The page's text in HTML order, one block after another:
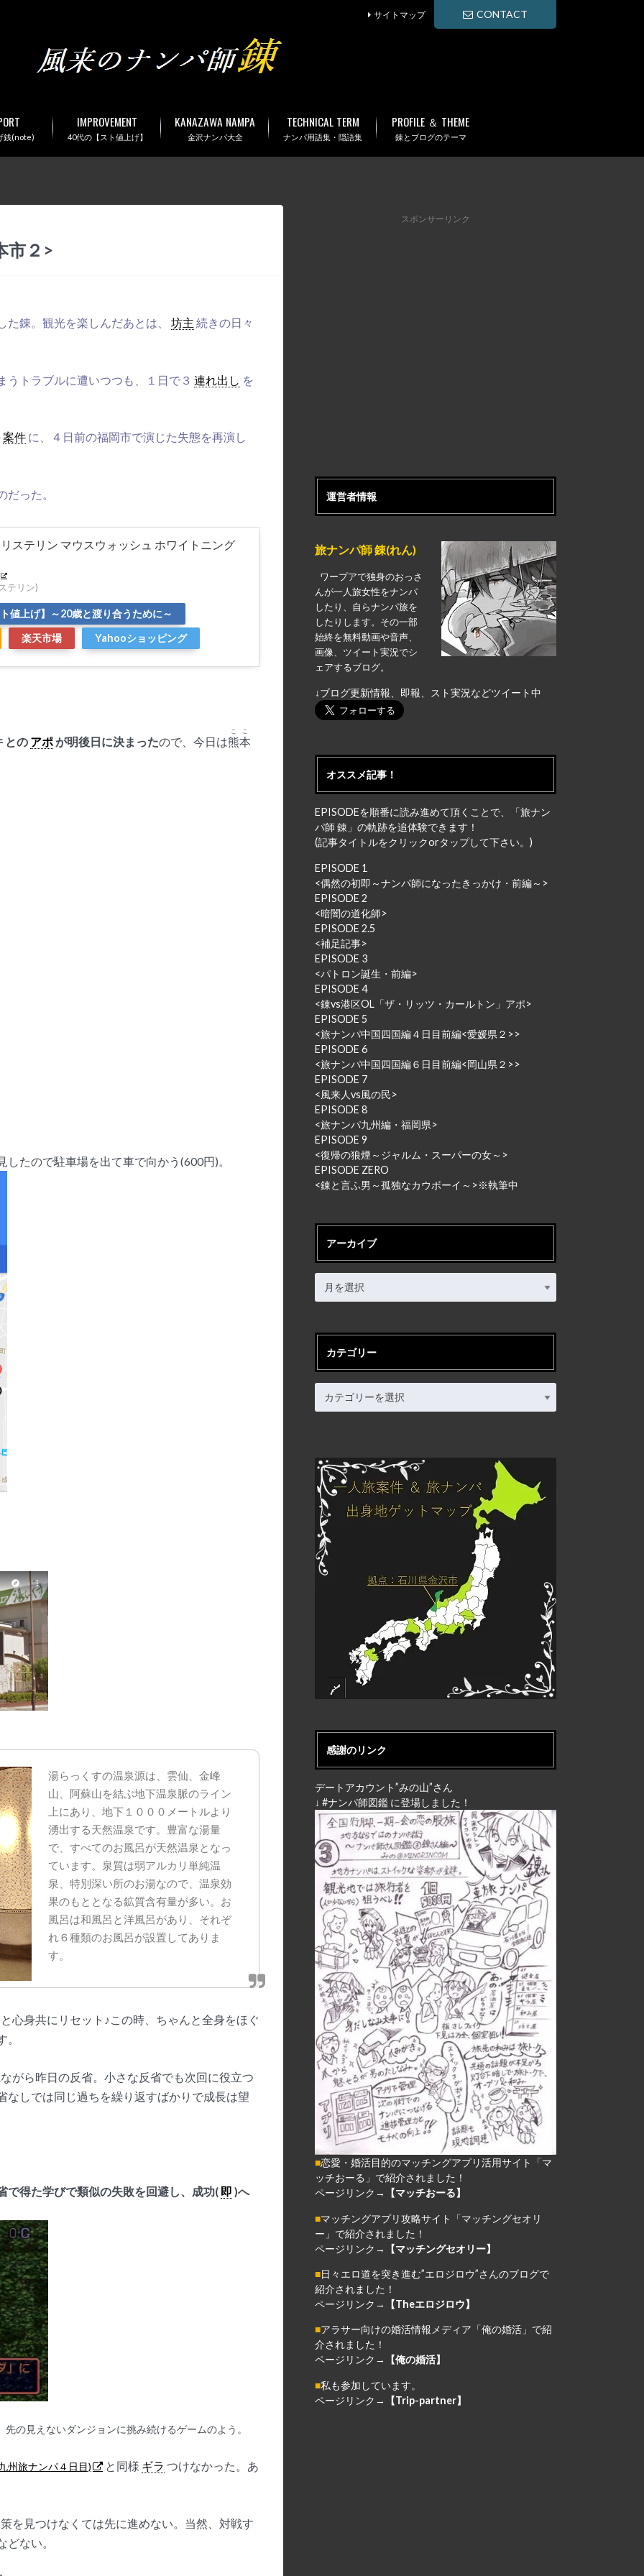
CONTACT
サイトマップ
銭(note) 40代の【スト値上げ】
IMPROVEMENT
金沢ナンパ大全
KANAZAWA NAMPA
ナンパ用語集・隠語集
TECHNICAL TERM
錬とブログのテーマ
PROFILE ＆ THEME
市２>
錬。観光を楽しんだあとは、 坊主 続きの日々
トラブルに遭いつつも、１日で３ 連れ出し を
案件 に、４日前の福岡市で演じた失態を再演し
った。
ステリン マウスウォッシュ ホワイトニング
テリン)
値上げ】～20歳と渡り合うために～
楽天市場
Yahooショッピング
との アポが明後日に決まったので、今日は熊本
ここ
たので駐車場を出て車で向かう(600円)。
湯らっくすの温泉源は、雲仙、金峰
山、阿蘇山を結ぶ地下温泉脈のライン
上にあり、地下１０００メートルより
湧出する天然温泉です。豊富な湯量
で、すべてのお風呂が天然温泉となっ
ています。泉質は弱アルカリ単純温
泉、特別深い所のお湯なので、温泉効
果のもととなる鉱質含有量が多い。お
風呂は和風呂と洋風呂があり、それぞ
れ６種類のお風呂が設置してありま
す。
心身共にリセット♪この時、ちゃんと全身をほぐ
がら昨日の反省。小さな反省でも次回に役立つ
なしでは同じ過ちを繰り返すばかりで成長は望
で得た学びで類似の失敗を回避し、成功( 即 )へ
の見えないダンジョンに挑み続けるゲームのよう。
州旅ナンパ４日目) と同様 ギラ つけなかった。あ
を見つけなくては先に進めない。当然、対戦す
ない。
スポンサーリンク
運営者情報
旅ナンパ師 錬(れん)
ワープアで独身のおっさ
んが一人旅女性をナンパ
したり、自らナンパ旅を
したりします。その一部
始終を無料動画や音声、
画像、ツイート実況でシ
ェアするブログ。
↓ブログ更新情報、即報、スト実況などツイート中
オススメ記事！
EPISODEを順番に読み進めて頂くことで、「旅ナン
パ師 錬」の軌跡を追体験できます！
(記事タイトルをクリックorタップして下さい。)
EPISODE 1
<偶然の初即～ナンパ師になったきっかけ・前編～ >
EPISODE 2
<暗闇の道化師>
EPISODE 2.5
<補足記事>
EPISODE 3
<パトロン誕生・前編>
EPISODE 4
<錬vs港区OL「ザ・リッツ・カールトン」アポ>
EPISODE 5
<旅ナンパ中国四国編４日目前編<愛媛県２>>
EPISODE 6
<旅ナンパ中国四国編６日目前編<岡山県２>>
EPISODE 7
<風来人vs風の民>
EPISODE 8
<旅ナンパ九州編・福岡県>
EPISODE 9
<復帰の狼煙～ジャルム・スーパーの女～ >
EPISODE ZERO
<錬と言ふ男～孤独なカウボーイ～ >※執筆中
アーカイブ
カテゴリー
感謝のリンク
デートアカウント”みの山”さん
↓ #ナンパ師図鑑 に登場しました！
■恋愛・婚活目的のマッチングアプリ活用サイト「マ
ッチおーる」で紹介されました！
ページリンク→
【マッチおーる】
■マッチングアプリ攻略サイト「マッチングセオリ
ー」で紹介されました！
ページリンク→
【マッチングセオリー】
■日々エロ道を突き進む”エロジロウ”さんのブログで
紹介されました！
ページリンク→
【Theエロジロウ】
■アラサー向けの婚活情報メディア「俺の婚活」で紹
介されました！
ページリンク→
【俺の婚活】
■私も参加しています。
ページリンク→
【Trip-partner】